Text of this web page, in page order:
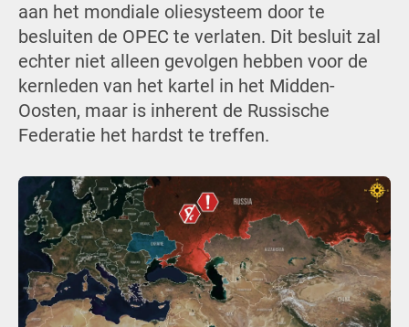
aan het mondiale oliesysteem door te
besluiten de OPEC te verlaten. Dit besluit zal
echter niet alleen gevolgen hebben voor de
kernleden van het kartel in het Midden-
Oosten, maar is inherent de Russische
Federatie het hardst te treffen.